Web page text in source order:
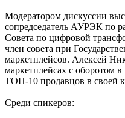
Модератором дискуссии
сопредседатель АУРЭК по
Совета по цифровой
член совета при
маркетплейсов. Алексей
маркетплейсах с оборотом
ТОП-10 продавцов в своей
Среди спикеров: